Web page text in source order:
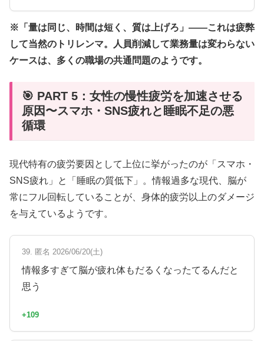
※「量は同じ、時間は短く、質は上げろ」——これは疲弊
して当然のトリレンマ。人員削減して業務量は変わらない
ケースは、多くの職場の共通問題のようです。
🎯 PART 5：女性の慢性疲労を加速させる
原因〜スマホ・SNS疲れと睡眠不足の悪
循環
現代特有の疲労要因として上位に挙がったのが「スマホ・
SNS疲れ」と「睡眠の質低下」。情報過多な現代、脳が
常にフル回転していることが、身体的疲労以上のダメージ
を与えているようです。
39. 匿名 2026/06/20(土)
情報多すぎて脳が疲れ体もだるくなったてるんだと
思う
+109